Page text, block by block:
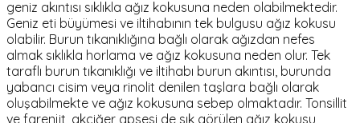
geniz akıntısı sıklıkla ağız kokusuna neden olabilmektedir.
Geniz eti büyümesi ve iltihabının tek bulgusu ağız kokusu
olabilir. Burun tıkanıklığına bağlı olarak ağızdan nefes
almak sıklıkla horlama ve ağız kokusuna neden olur. Tek
taraflı burun tıkanıklığı ve iltihabı burun akıntısı, burunda
yabancı cisim veya rinolit denilen taşlara bağlı olarak
oluşabilmekte ve ağız kokusuna sebep olmaktadır. Tonsillit
ve farenjit, akciğer apsesi de sık görülen ağız kokusu